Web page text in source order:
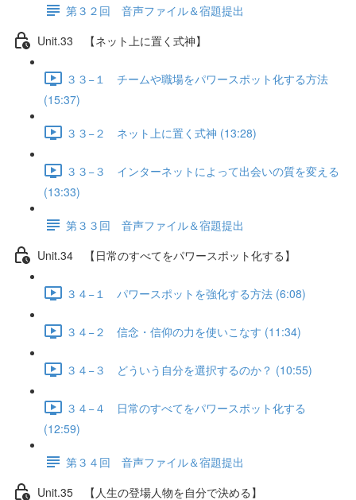
第３２回 音声ファイル＆宿題提出
Unit.33 【ネット上に置く式神】
３３−１ チームや職場をパワースポット化する方法
(15:37)
３３−２ ネット上に置く式神 (13:28)
３３−３ インターネットによって出会いの質を変える
(13:33)
第３３回 音声ファイル＆宿題提出
Unit.34 【日常のすべてをパワースポット化する】
３４−１ パワースポットを強化する方法 (6:08)
３４−２ 信念・信仰の力を使いこなす (11:34)
３４−３ どういう自分を選択するのか？ (10:55)
３４−４ 日常のすべてをパワースポット化する
(12:59)
第３４回 音声ファイル＆宿題提出
Unit.35 【人生の登場人物を自分で決める】